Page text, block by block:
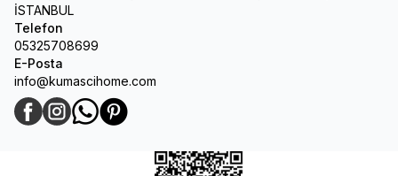
İSTANBUL
Telefon
05325708699
E-Posta
info@kumascihome.com
Facebook
InstagramWhatsApp
Pinterest